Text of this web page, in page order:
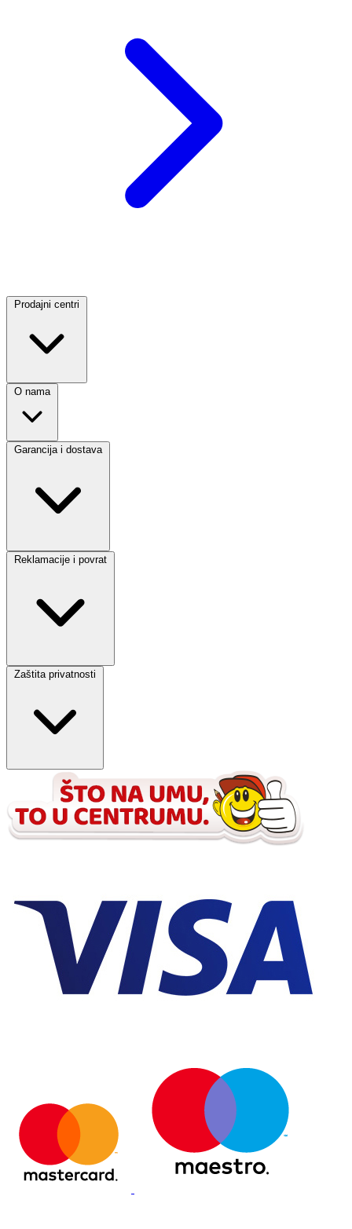
Prodajni centri
O nama
Garancija i dostava
Reklamacije i povrat
Zaštita privatnosti